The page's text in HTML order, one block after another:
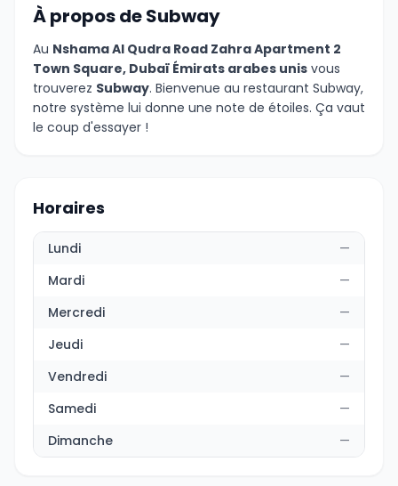
À propos de Subway
Au Nshama Al Qudra Road Zahra Apartment 2
Town Square, Dubaï Émirats arabes unis vous
trouverez Subway. Bienvenue au restaurant Subway,
notre système lui donne une note de étoiles. Ça vaut
le coup d'essayer !
Horaires
Lundi
—
Mardi
—
Mercredi
—
Jeudi
—
Vendredi
—
Samedi
—
Dimanche
—